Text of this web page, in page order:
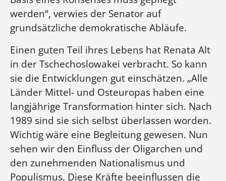
werden“, verwies der Senator auf
grundsätzliche demokratische Abläufe.
Einen guten Teil ihres Lebens hat Renata Alt
in der Tschechoslowakei verbracht. So kann
sie die Entwicklungen gut einschätzen. „Alle
Länder Mittel- und Osteuropas haben eine
langjährige Transformation hinter sich. Nach
1989 sind sie sich selbst überlassen worden.
Wichtig wäre eine Begleitung gewesen. Nun
sehen wir den Einfluss der Oligarchen und
den zunehmenden Nationalismus und
Populismus. Diese Kräfte beeinflussen die
Anschrift:
Ackermann-Gemeinde e.V.
Heßstraße 24
80799 München
Telefon: 089 272942-0
Fax: 089 272942-40
info@ackermann-gemeinde.de
Nicht zu vergessen:
Unterstützer